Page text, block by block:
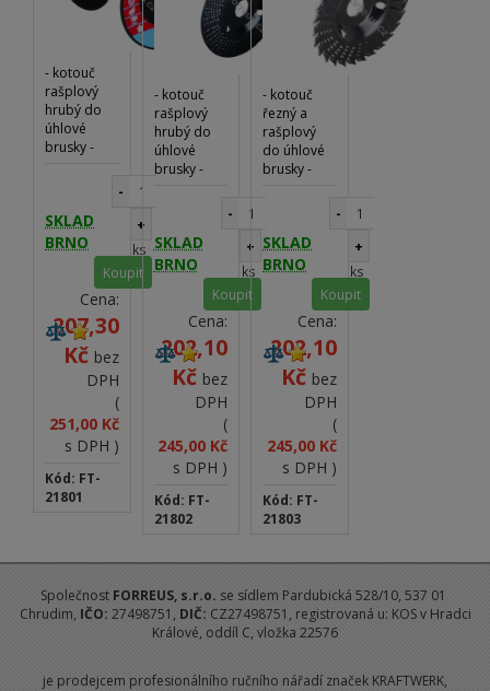
- kotouč
rašplový
hrubý do
úhlové
brusky -
tvrdého i
měkého
maximální
otáčky
13.000
ot/min.
SKLAD
BRNO
-
+
ks
Koupit
Cena:
207,30
Kč bez
DPH
(
251,00 Kč
s DPH )
Kód: FT-
21801
- kotouč
rašplový
hrubý do
úhlové
brusky -
tvrdého i
měkého
maximální
otáčky
13.000
ot/min.
SKLAD
BRNO
-
+
ks
Koupit
Cena:
202,10
Kč bez
DPH
(
245,00 Kč
s DPH )
Kód: FT-
21802
- kotouč
řezný a
rašplový
do úhlové
brusky -
tvrdého i
měkkého
maximální
otáčky
13.000
ot/min.
SKLAD
BRNO
-
+
ks
Koupit
Cena:
202,10
Kč bez
DPH
(
245,00 Kč
s DPH )
Kód: FT-
21803
Společnost FORREUS, s.r.o. se sídlem Pardubická 528/10, 537 01
Chrudim, IČO: 27498751, DIČ: CZ27498751, registrovaná u: KOS v Hradci
Králové, oddíl C, vložka 22576
je prodejcem profesionálního ručního nářadí značek KRAFTWERK,